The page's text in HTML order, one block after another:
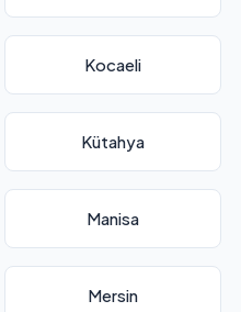
Kocaeli
Kütahya
Manisa
Mersin